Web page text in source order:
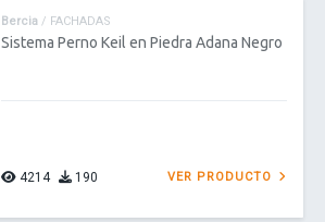
Bercia / FACHADAS
Sistema Perno Keil en Piedra Adana Negro
4214 190 VER PRODUCTO